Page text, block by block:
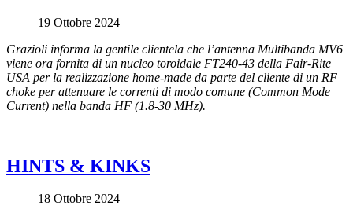
19 Ottobre 2024
Grazioli informa la gentile clientela che l’antenna Multibanda MV6
viene ora fornita di un nucleo toroidale FT240-43 della Fair-Rite
USA per la realizzazione home-made da parte del cliente di un RF
choke per attenuare le correnti di modo comune (Common Mode
Current) nella banda HF (1.8-30 MHz).
HINTS & KINKS
18 Ottobre 2024